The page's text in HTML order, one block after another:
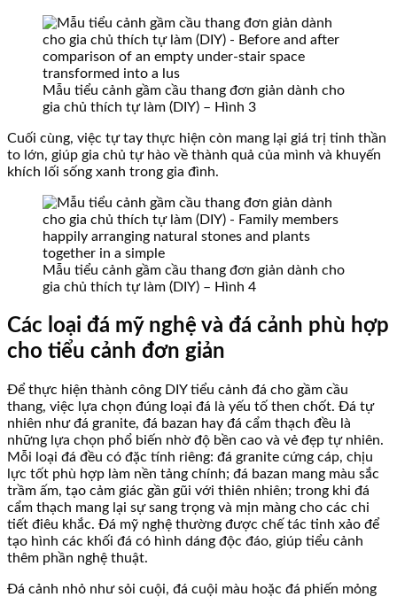
Mẫu tiểu cảnh gầm cầu thang đơn giản dành cho
gia chủ thích tự làm (DIY) – Hình 3
Cuối cùng, việc tự tay thực hiện còn mang lại giá trị tinh thần
to lớn, giúp gia chủ tự hào về thành quả của mình và khuyến
khích lối sống xanh trong gia đình.
Mẫu tiểu cảnh gầm cầu thang đơn giản dành cho
gia chủ thích tự làm (DIY) – Hình 4
Các loại đá mỹ nghệ và đá cảnh phù hợp
cho tiểu cảnh đơn giản
Để thực hiện thành công DIY tiểu cảnh đá cho gầm cầu
thang, việc lựa chọn đúng loại đá là yếu tố then chốt. Đá tự
nhiên như đá granite, đá bazan hay đá cẩm thạch đều là
những lựa chọn phổ biến nhờ độ bền cao và vẻ đẹp tự nhiên.
Mỗi loại đá đều có đặc tính riêng: đá granite cứng cáp, chịu
lực tốt phù hợp làm nền tảng chính; đá bazan mang màu sắc
trầm ấm, tạo cảm giác gần gũi với thiên nhiên; trong khi đá
cẩm thạch mang lại sự sang trọng và mịn màng cho các chi
tiết điêu khắc. Đá mỹ nghệ thường được chế tác tinh xảo để
tạo hình các khối đá có hình dáng độc đáo, giúp tiểu cảnh
thêm phần nghệ thuật.
Đá cảnh nhỏ như sỏi cuội, đá cuội màu hoặc đá phiến mỏng